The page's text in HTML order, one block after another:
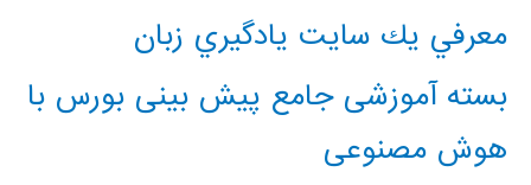
معرفي يك سايت يادگيري زبان
بسته آموزشی جامع پیش بینی بورس با
هوش مصنوعی